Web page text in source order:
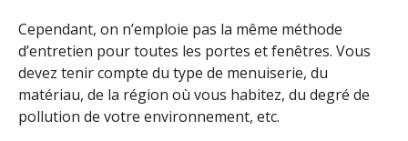
Cependant, on n’emploie pas la même méthode
d’entretien pour toutes les portes et fenêtres. Vous
devez tenir compte du type de menuiserie, du
matériau, de la région où vous habitez, du degré de
pollution de votre environnement, etc.